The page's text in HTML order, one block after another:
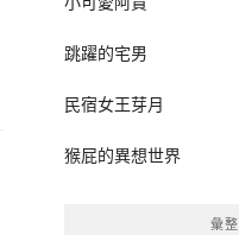
跳躍的宅男
民宿女王芽月
猴屁的異想世界
彙整